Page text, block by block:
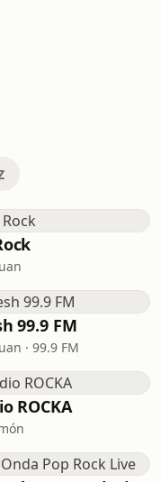
99.9 FM
· 99.9 FM
ROCKA